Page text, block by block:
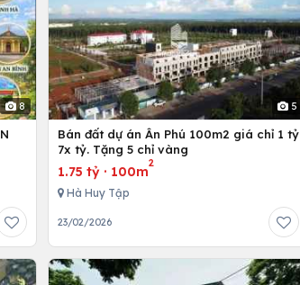
8 5
Bán đất dự án Ân Phú 100m2 giá chỉ 1 tỷ
7x tỷ. Tặng 5 chỉ vàng
1.75 tỷ· 100m
2
Hà Huy Tập
23/02/2026